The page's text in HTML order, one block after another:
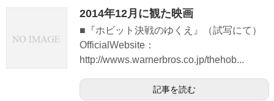
2014年12月に観た映画
■『ホビット決戦のゆくえ』（試写にて）
OfficialWebsite：
http://wwws.warnerbros.co.jp/thehob...
記事を読む